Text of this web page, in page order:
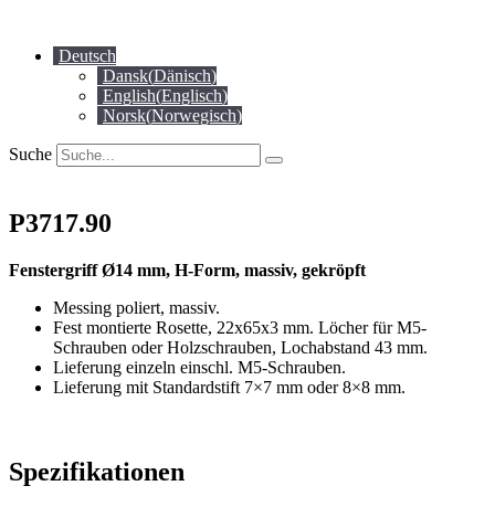
springenDeutsch
Dansk(Dänisch)
English(Englisch)
Norsk(Norwegisch)
Suche
P3717.90
Fenstergriff Ø14 mm, H-Form, massiv, gekröpft
Messing poliert, massiv.
Fest montierte Rosette, 22x65x3 mm. Löcher für M5-
Schrauben oder Holzschrauben, Lochabstand 43 mm.
Lieferung einzeln einschl. M5-Schrauben.
Lieferung mit Standardstift 7×7 mm oder 8×8 mm.
Spezifikationen